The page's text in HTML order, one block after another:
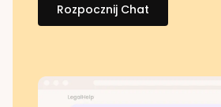
Rozpocznij Chat